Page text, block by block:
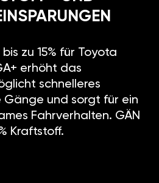
zu 15% für Toyota
erhöht das
schnelleres
Gänge und sorgt für ein
Fahrverhalten. GÄN
Kraftstoff.